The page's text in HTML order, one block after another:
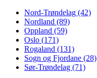
Nord-Trøndelag (42)
Nordland (89)
Oppland (59)
Oslo (171)
Rogaland (131)
Sogn og Fjordane (28)
Sør-Trøndelag (71)